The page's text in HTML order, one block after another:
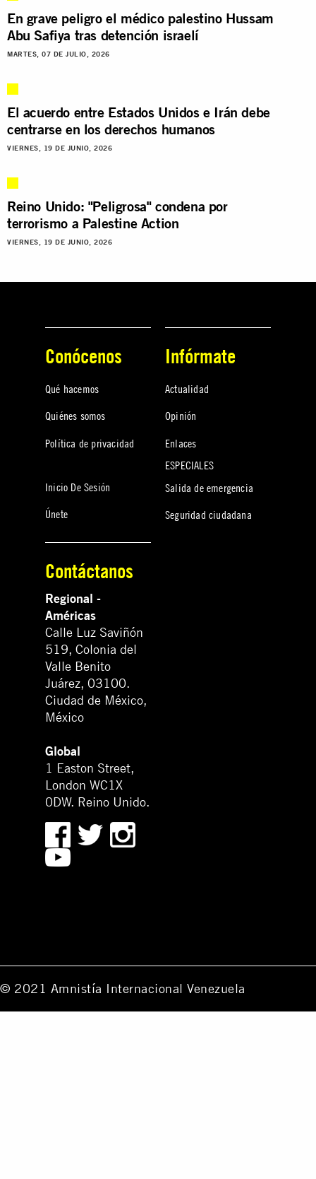
En grave peligro el médico palestino Hussam
Abu Safiya tras detención israelí
MARTES, 07 DE JULIO, 2026
El acuerdo entre Estados Unidos e Irán debe
centrarse en los derechos humanos
VIERNES, 19 DE JUNIO, 2026
Reino Unido: "Peligrosa" condena por
terrorismo a Palestine Action
VIERNES, 19 DE JUNIO, 2026
Conócenos
Qué hacemos
Quiénes somos
Política de privacidad
Inicio De Sesión
Únete
Infórmate
Actualidad
Opinión
Enlaces
ESPECIALES
Salida de emergencia
Seguridad ciudadana
Contáctanos
Regional -
Américas
Calle Luz Saviñón
519, Colonia del
Valle Benito
Juárez, 03100.
Ciudad de México,
México
Global
1 Easton Street,
London WC1X
0DW. Reino Unido.
© 2021 Amnistía Internacional Venezuela